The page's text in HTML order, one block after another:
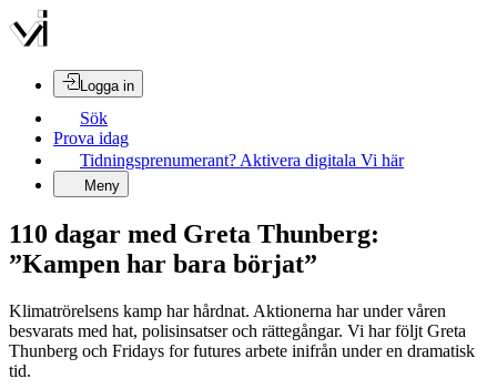
Logga in
Sök
Prova idag
Tidningsprenumerant? Aktivera digitala Vi här
Meny
110 dagar med Greta Thunberg:
”Kampen har bara börjat”
Klimatrörelsens kamp har hårdnat. Aktionerna har under våren
besvarats med hat, polisinsatser och rättegångar. Vi har följt Greta
Thunberg och Fridays for futures arbete inifrån under en dramatisk
tid.